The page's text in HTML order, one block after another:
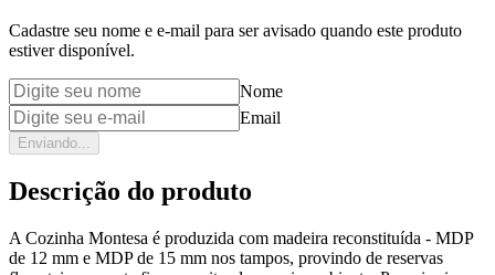
Cadastre seu nome e e-mail para ser avisado quando este produto
estiver disponível.
Nome
Email
Enviando...
Descrição do produto
A Cozinha Montesa é produzida com madeira reconstituída - MDP
de 12 mm e MDP de 15 mm nos tampos, provindo de reservas